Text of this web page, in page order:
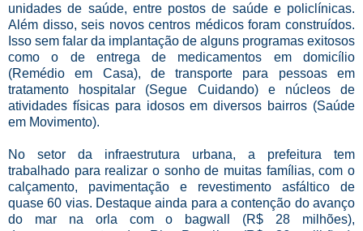
unidades de saúde, entre postos de saúde e policlínicas.
Além disso, seis novos centros médicos foram construídos.
Isso sem falar da implantação de alguns programas exitosos
como o de entrega de medicamentos em domicílio
(Remédio em Casa), de transporte para pessoas em
tratamento hospitalar (Segue Cuidando) e núcleos de
atividades físicas para idosos em diversos bairros (Saúde
em Movimento).
No setor da infraestrutura urbana, a prefeitura tem
trabalhado para realizar o sonho de muitas famílias, com o
calçamento, pavimentação e revestimento asfáltico de
quase 60 vias. Destaque ainda para a contenção do avanço
do mar na orla com o bagwall (R$ 28 milhões),